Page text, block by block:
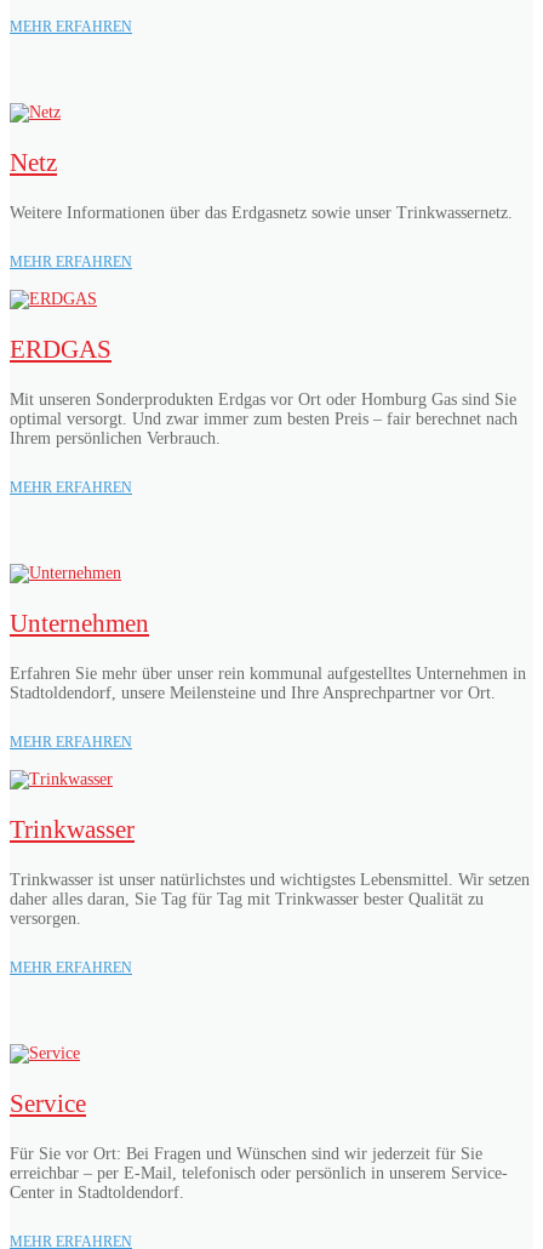
MEHR ERFAHREN
Netz
Weitere Informationen über das Erdgasnetz sowie unser Trinkwassernetz.
MEHR ERFAHREN
ERDGAS
Mit unseren Sonderprodukten Erdgas vor Ort oder Homburg Gas sind Sie
optimal versorgt. Und zwar immer zum besten Preis – fair berechnet nach
Ihrem persönlichen Verbrauch.
MEHR ERFAHREN
Unternehmen
Erfahren Sie mehr über unser rein kommunal aufgestelltes Unternehmen in
Stadtoldendorf, unsere Meilensteine und Ihre Ansprechpartner vor Ort.
MEHR ERFAHREN
Trinkwasser
Trinkwasser ist unser natürlichstes und wichtigstes Lebensmittel. Wir setzen
daher alles daran, Sie Tag für Tag mit Trinkwasser bester Qualität zu
versorgen.
MEHR ERFAHREN
Service
Für Sie vor Ort: Bei Fragen und Wünschen sind wir jederzeit für Sie
erreichbar – per E-Mail, telefonisch oder persönlich in unserem Service-
Center in Stadtoldendorf.
MEHR ERFAHREN